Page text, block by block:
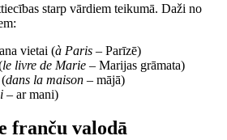
starp vārdiem teikumā. Daži no
vietai (à Paris – Parīzē)
le livre de Marie – Marijas grāmata)
dans la maison – mājā)
– ar mani)
franču valodā